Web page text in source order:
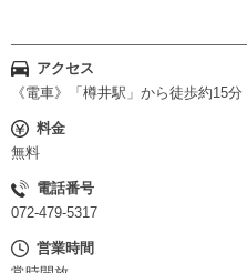
アクセス
《電車》「樽井駅」から徒歩約15分
料金
無料
電話番号
072-479-5317
営業時間